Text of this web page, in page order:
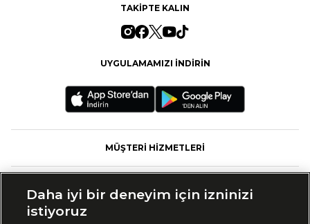
TAKİPTE KALIN
UYGULAMAMIZI İNDİRİN
MÜŞTERİ HİZMETLERİ
Daha iyi bir deneyim için izninizi
istiyoruz